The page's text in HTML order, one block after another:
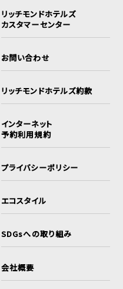
リッチモンドホテルズ
カスタマーセンター
お問い合わせ
リッチモンドホテルズ約款
インターネット
予約利用規約
プライバシーポリシー
エコスタイル
SDGsへの取り組み
会社概要